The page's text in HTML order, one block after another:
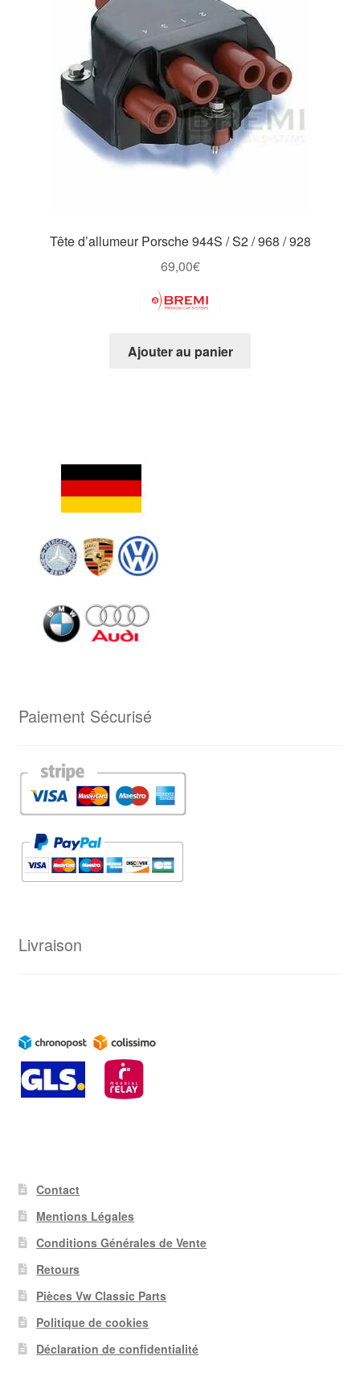
Tête d’allumeur Porsche 944S / S2 / 968 / 928
69,00€
Ajouter au panier
Paiement Sécurisé
Livraison
Contact
Mentions Légales
Conditions Générales de Vente
Retours
Pièces Vw Classic Parts
Politique de cookies
Déclaration de confidentialité